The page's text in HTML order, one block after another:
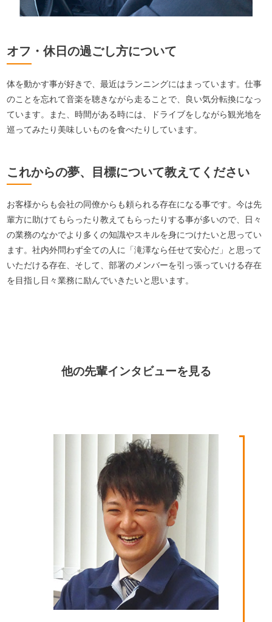
オフ・休日の過ごし方について
体を動かす事が好きで、最近はランニングにはまっています。仕事
のことを忘れて音楽を聴きながら走ることで、良い気分転換になっ
ています。また、時間がある時には、ドライブをしながら観光地を
巡ってみたり美味しいものを食べたりしています。
これからの夢、目標について教えてください
お客様からも会社の同僚からも頼られる存在になる事です。今は先
輩方に助けてもらったり教えてもらったりする事が多いので、日々
の業務のなかでより多くの知識やスキルを身につけたいと思ってい
ます。社内外問わず全ての人に「滝澤なら任せて安心だ」と思って
いただける存在、そして、部署のメンバーを引っ張っていける存在
を目指し日々業務に励んでいきたいと思います。
他の先輩インタビューを見る